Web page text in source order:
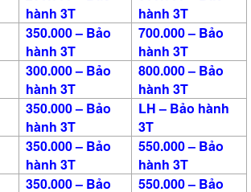
hành 3T
hành 3T
350.000 – Bảo
hành 3T
700.000 – Bảo
hành 3T
300.000 – Bảo
hành 3T
800.000 – Bảo
hành 3T
350.000 – Bảo
hành 3T
LH – Bảo hành
3T
350.000 – Bảo
hành 3T
550.000 – Bảo
hành 3T
350.000 – Bảo
550.000 – Bảo